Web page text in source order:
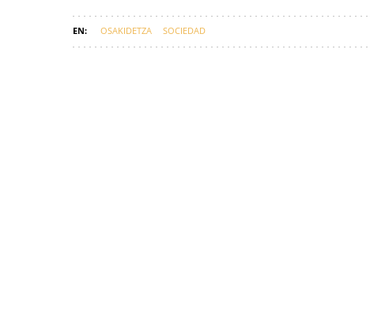
OSAKIDETZA SOCIEDAD